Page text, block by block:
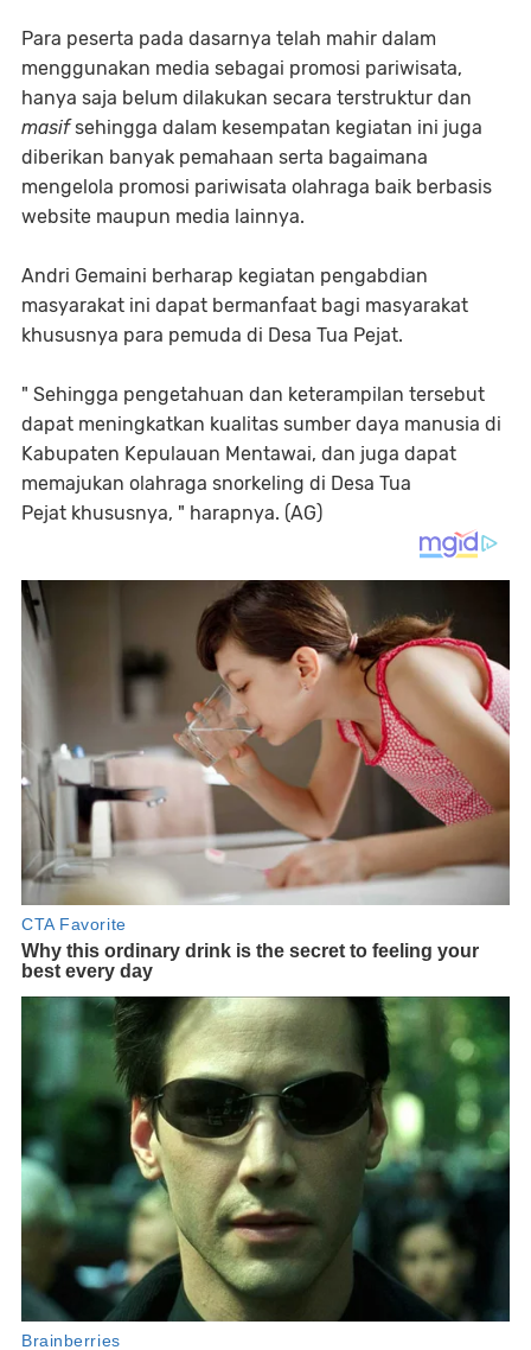
Para peserta pada dasarnya telah mahir dalam
menggunakan media sebagai promosi pariwisata,
hanya saja belum dilakukan secara terstruktur dan
masifsehingga dalam kesempatan kegiatan ini juga
diberikan banyak pemahaan serta bagaimana
mengelola promosi pariwisata olahraga baik berbasis
website maupun media lainnya.
Andri Gemaini berharap kegiatan pengabdian
masyarakat ini dapat bermanfaat bagi masyarakat
khususnya para pemuda di Desa Tua Pejat.
" Sehingga pengetahuan dan keterampilan tersebut
dapat meningkatkan kualitas sumber daya manusia di
Kabupaten Kepulauan Mentawai, dan juga dapat
memajukan olahraga snorkeling di Desa Tua
Pejat khususnya, " harapnya. (AG)